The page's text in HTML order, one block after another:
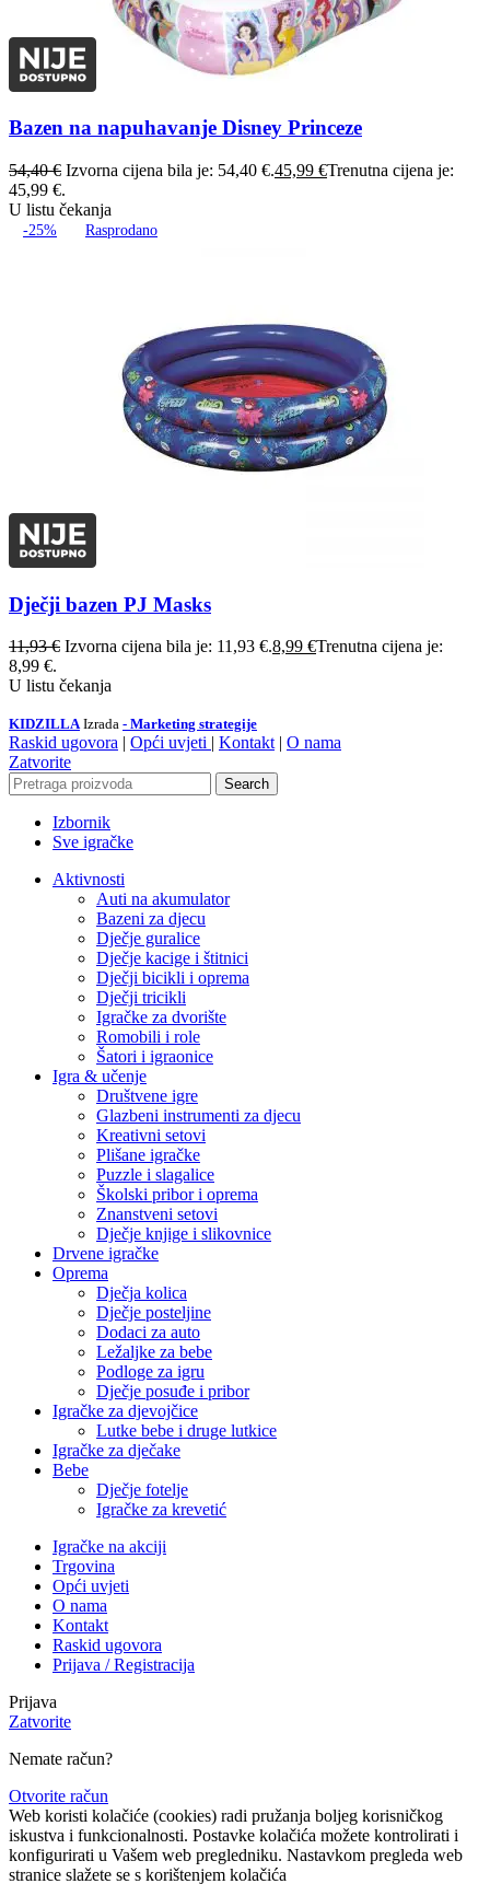
Bazen na napuhavanje Disney Princeze
54,40€ Izvorna cijena bila je: 54,40 €.45,99 €Trenutna cijena je:
45,99 €.
U listu čekanja
-25% Rasprodano
Dječji bazen PJ Masks
11,93€ Izvorna cijena bila je: 11,93 €.8,99 €Trenutna cijena je:
8,99 €.
U listu čekanja
KIDZILLA Izrada - Marketing strategije
Raskid ugovora Opći uvjeti Kontakt| O nama
Zatvorite
Search
Izbornik
Sve igračke
Aktivnosti
Auti na akumulator
Bazeni za djecu
Dječje guralice
Dječje kacige i štitnici
Dječji bicikli i oprema
Dječji tricikli
Igračke za dvorište
Romobili i role
Šatori i igraonice
Igra & učenje
Društvene igre
Glazbeni instrumenti za djecu
Kreativni setovi
Plišane igračke
Puzzle i slagalice
Školski pribor i oprema
Znanstveni setovi
Dječje knjige i slikovnice
Drvene igračke
Oprema
Dječja kolica
Dječje posteljine
Dodaci za auto
Ležaljke za bebe
Podloge za igru
Dječje posuđe i pribor
Igračke za djevojčice
Lutke bebe i druge lutkice
Igračke za dječake
Bebe
Dječje fotelje
Igračke za krevetić
Igračke na akciji
Trgovina
Opći uvjeti
O nama
Kontakt
Raskid ugovora
Prijava / Registracija
Prijava
Zatvorite
Nemate račun?
Otvorite račun
Web koristi kolačiće (cookies) radi pružanja boljeg korisničkog
iskustva i funkcionalnosti. Postavke kolačića možete kontrolirati i
konfigurirati u Vašem web pregledniku. Nastavkom pregleda web
stranice slažete se s korištenjem kolačića